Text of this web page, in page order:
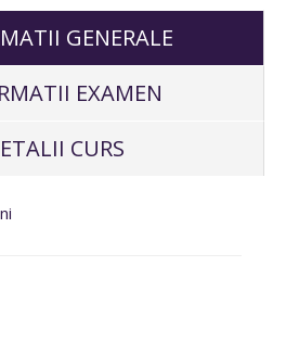
GENERALE
EXAMEN
CURS